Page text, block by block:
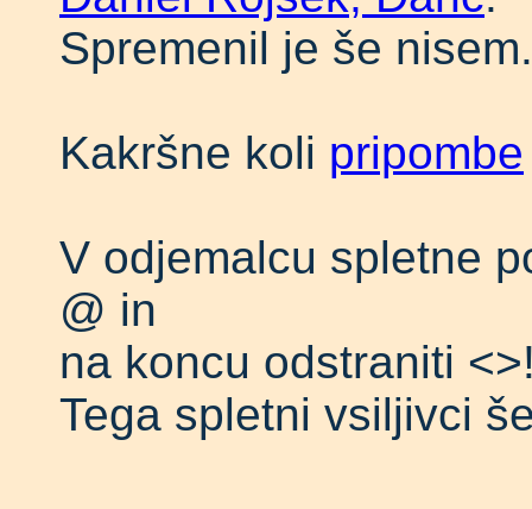
Spremenil je še nisem.
Kakršne koli pripombe
V odjemalcu spletne
@ in
na koncu odstraniti
Tega spletni vsiljivci